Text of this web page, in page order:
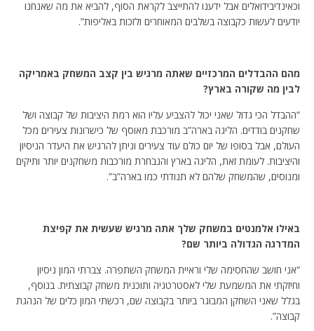
וכאינדיבידואלים אבל ידענו להתייצב לקראת הסוף, להביא את מה שאנחנו
יודעים לעשות כקבוצה בשלבים המאוחרים ולזכות באליפות”.
מהם ההבדלים המרכזיים שאתה מרגיש בין קצב המשחק באמריקה
לבין מה שקורה בארץ?
“ההבדל הכי גדול שאני יכול להצביע עליו הוא רמת היציבות של קבוצה ושל
שחקנים בודדים. הליגה בארה”ב מורכבת מאוסף של כישרונות צעירים מכל
העולם, אבל בסופו של יום כולם עוד צעירים וניתן להרגיש את היעדר הניסיון
והיציבות. לעומת זאת, הליגה בארץ והנבחרת מורכבות משחקנים יותר ותיקים
ומנוסים, שהמשחק שלהם לא תנודתי כמו בארה”ב”.
באילו אלמנטים במשחק שלך אתה מרגיש שעשית את קפיצת
המדרגה הגדולה ביותר שם?
“אני חושב שהחסימה שלי וראיית המשחק השתפרה. צברתי המון ניסיון
וחיזקתי את המשמעת שלי לאסטרטגיה ותוכנית משחק קבוצתית. בנוסף,
בגלל שאני השחקן המבוגר ביותר בקבוצה שם, רכשתי המון כלים של הנהגת
קבוצה”.